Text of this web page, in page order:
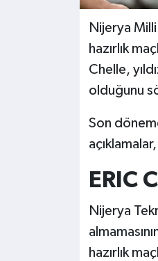
Nijerya
hazırlık
Chelle,
olduğunu
Son
ERIC
Nijerya
hazırlık